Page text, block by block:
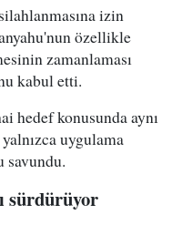
izin
özellikle
zamanlaması
kabul etti.
hedef konusunda aynı
yalnızca uygulama
sürdürüyor